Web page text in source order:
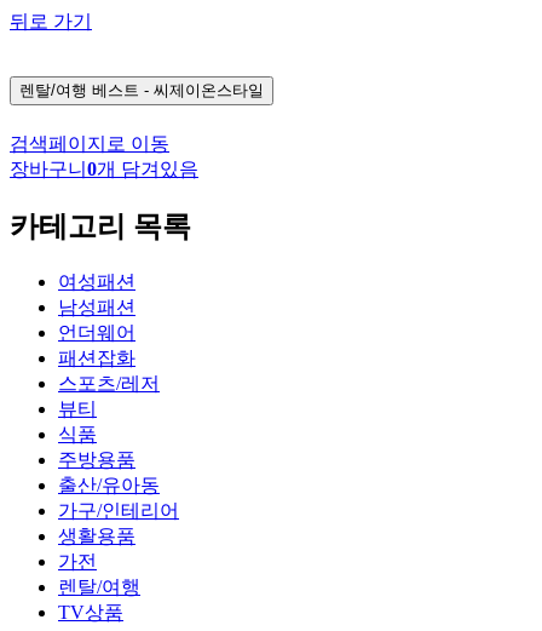
뒤로 가기
렌탈/여행 베스트 - 씨제이온스타일
검색페이지로 이동
장바구니 0개 담겨있음
카테고리 목록
여성패션
남성패션
언더웨어
패션잡화
스포츠/레저
뷰티
식품
주방용품
출산/유아동
가구/인테리어
생활용품
가전
렌탈/여행
TV상품